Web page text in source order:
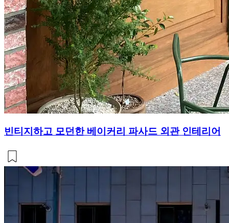
빈티지하고 모던한 베이커리 파사드 외관 인테리어